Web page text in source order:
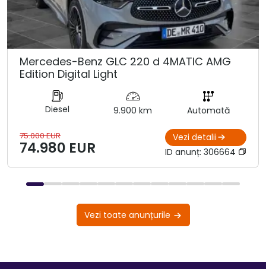
Mercedes-Benz GLC 220 d 4MATIC AMG
Edition Digital Light
Diesel 9.900 km Automată
75.000 EUR
74.980 EUR
Vezi detalii
ID anunț: 306664
Vezi toate anunțurile